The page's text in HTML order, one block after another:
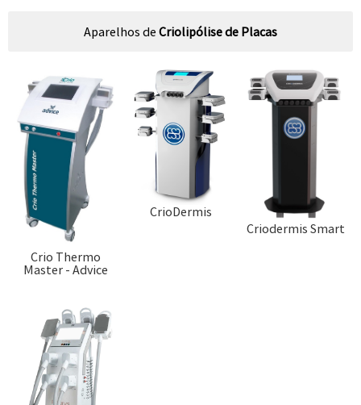
Aparelhos de Criolipólise de Placas
Crio Thermo
Master - Advice
CrioDermis
Criodermis Smart